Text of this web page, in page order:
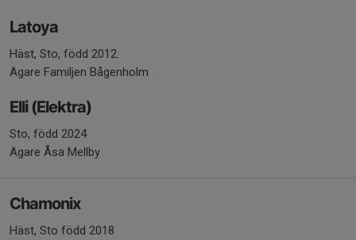
Latoya
Häst, Sto, född 2012.
Ägare Familjen Bågenholm
Elli (Elektra)
Sto, född 2024
Ägare Åsa Mellby
Chamonix
Häst, Sto född 2018